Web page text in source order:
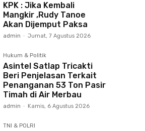
KPK : Jika Kembali
Mangkir ,Rudy Tanoe
Akan Dijemput Paksa
admin - Jumat, 7 Agustus 2026
Hukum & Politik
Asintel Satlap Tricakti
Beri Penjelasan Terkait
Penanganan 53 Ton Pasir
Timah di Air Merbau
admin - Kamis, 6 Agustus 2026
TNI & POLRI